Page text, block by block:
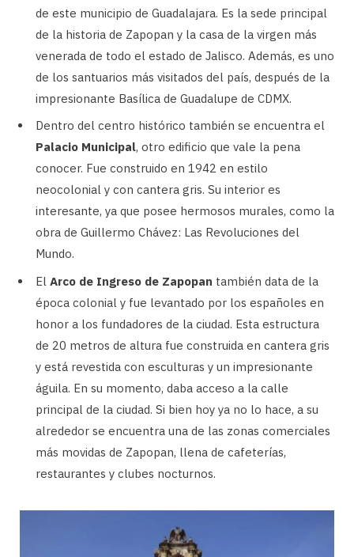
de este municipio de Guadalajara. Es la sede principal
de la historia de Zapopan y la casa de la virgen más
venerada de todo el estado de Jalisco. Además, es uno
de los santuarios más visitados del país, después de la
impresionante Basílica de Guadalupe de CDMX.
Dentro del centro histórico también se encuentra el
Palacio Municipal, otro edificio que vale la pena
conocer. Fue construido en 1942 en estilo
neocolonial y con cantera gris. Su interior es
interesante, ya que posee hermosos murales, como la
obra de Guillermo Chávez: Las Revoluciones del
Mundo.
El Arco de Ingreso de Zapopan también data de la
época colonial y fue levantado por los españoles en
honor a los fundadores de la ciudad. Esta estructura
de 20 metros de altura fue construida en cantera gris
y está revestida con esculturas y un impresionante
águila. En su momento, daba acceso a la calle
principal de la ciudad. Si bien hoy ya no lo hace, a su
alrededor se encuentra una de las zonas comerciales
más movidas de Zapopan, llena de cafeterías,
restaurantes y clubes nocturnos.